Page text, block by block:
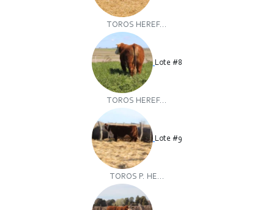
TOROS HEREF...
Lote #8
TOROS HEREF...
Lote #9
TOROS P. HE...